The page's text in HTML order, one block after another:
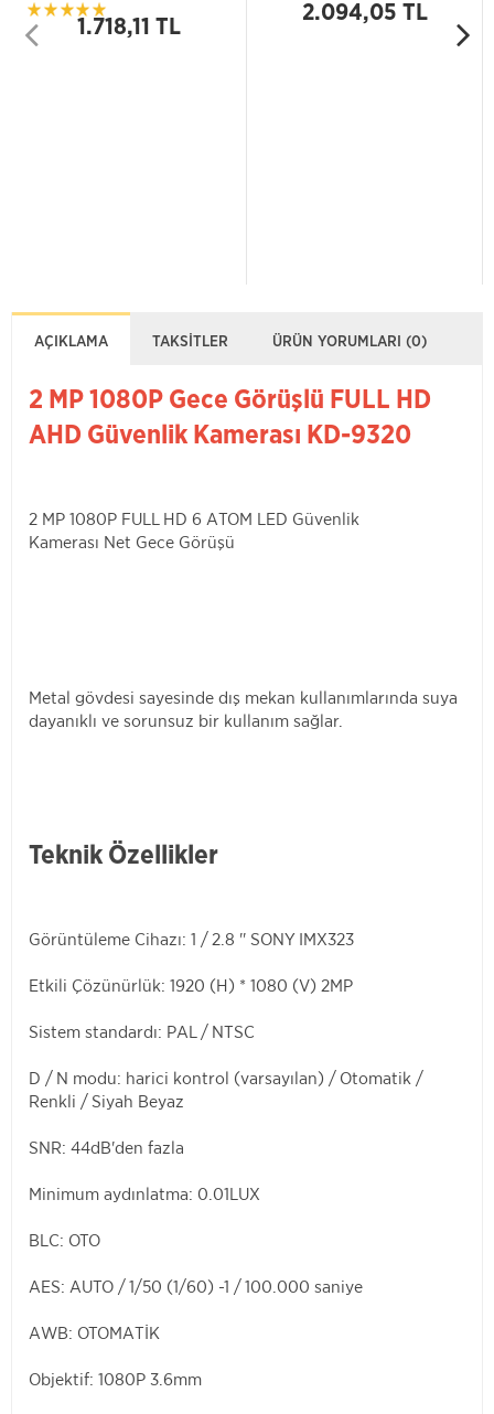
1.718,11 TL
2.094,05 TL
AÇIKLAMA TAKSITLER ÜRÜN YORUMLARI (0)
2 MP 1080P Gece Görüşlü FULL HD
AHD Güvenlik Kamerası KD-9320
2 MP 1080P FULL HD 6 ATOM LED Güvenlik
Kamerası Net Gece Görüşü
Metal gövdesi sayesinde dış mekan kullanımlarında suya
dayanıklı ve sorunsuz bir kullanım sağlar.
Teknik Özellikler
Görüntüleme Cihazı: 1 / 2.8 '' SONY IMX323
Etkili Çözünürlük: 1920 (H) * 1080 (V) 2MP
Sistem standardı: PAL / NTSC
D / N modu: harici kontrol (varsayılan) / Otomatik /
Renkli / Siyah Beyaz
SNR: 44dB'den fazla
Minimum aydınlatma: 0.01LUX
BLC: OTO
AES: AUTO / 1/50 (1/60) -1 / 100.000 saniye
AWB: OTOMATİK
Objektif: 1080P 3.6mm